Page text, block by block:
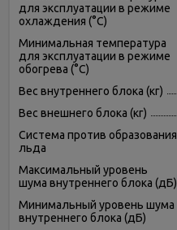
для эксплуатации в режиме
охлаждения (°C)
Минимальная температура
для эксплуатации в режиме
обогрева (°C)
Вес внутреннего блока (кг)
Вес внешнего блока (кг)
Система против образования
льда
Максимальный уровень
шума внутреннего блока (дБ)
Минимальный уровень шума
внутреннего блока (дБ)